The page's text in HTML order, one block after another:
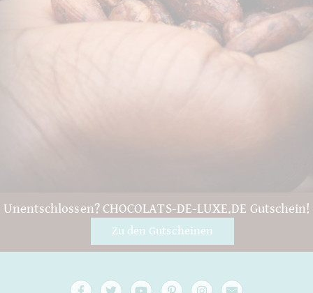
Unentschlossen? CHOCOLATS-DE-LUXE.DE Gutschein!
Zu den Gutscheinen